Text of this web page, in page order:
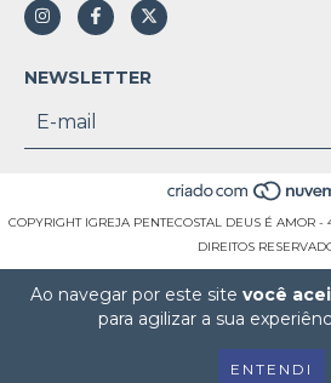
Ao navegar por este site você
para agilizar a sua
ENTENDI
NEWSLETTER
COPYRIGHT IGREJA PENTECOSTAL DEUS É AMOR -
DIREITOS